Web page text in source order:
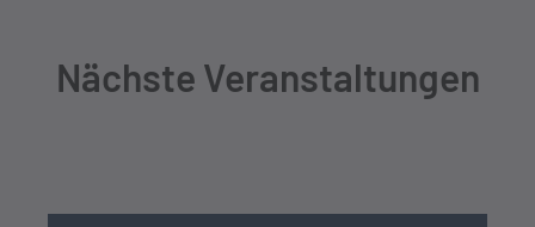
Nächste Veranstaltungen